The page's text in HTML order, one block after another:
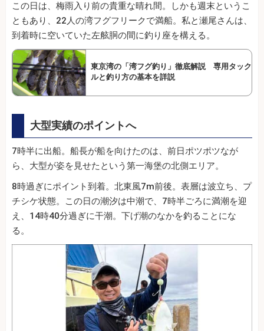
この日は、梅雨入り前の貴重な晴れ間。しかも週末というこ
ともあり、22人の湾フグフリークで満船。私と瀬尾さんは、
到着時に空いていた左舷胴の間に釣り座を構える。
東京湾の「湾フグ釣り」徹底解説 専用タック
ルと釣り方の基本を詳説
大型実績のポイントへ
7時半に出船。船長が船を向けたのは、前日ポツポツなが
ら、大型が姿を見せたという第一海堡の北側エリア。
8時過ぎにポイント到着。北東風7m前後。表層は波立ち、プ
チシケ状態。この日の潮汐は中潮で、7時半ごろに満潮を迎
え、14時40分過ぎに干潮。下げ潮のなかを釣ることにな
る。